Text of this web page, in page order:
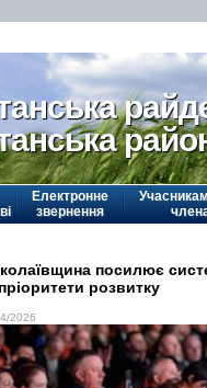
Електронне
звернення
посилює
розвитку
2026